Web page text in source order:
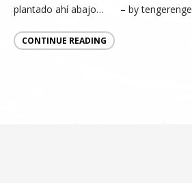
plantado ahí abajo… – by tengerenge
CONTINUE READING